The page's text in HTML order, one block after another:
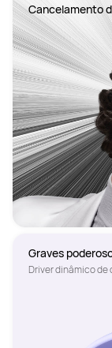
Cancelamento
Graves
Driver dinâmico de